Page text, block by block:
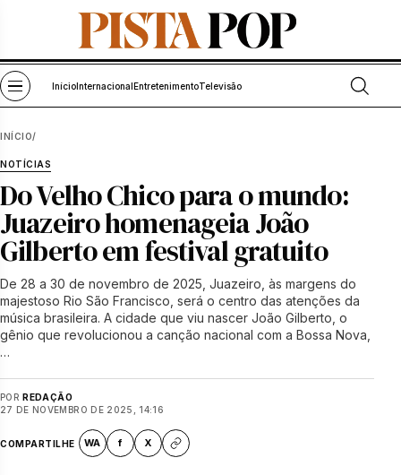
Pular para o conteúdo
Abrir menu
Início Internacional EntretenimentoTelevisão Abrir
INÍCIO/
NOTÍCIAS
Do Velho Chico para o mundo:
Juazeiro homenageia João
Gilberto em festival gratuito
De 28 a 30 de novembro de 2025, Juazeiro, às margens do
majestoso Rio São Francisco, será o centro das atenções da
música brasileira. A cidade que viu nascer João Gilberto, o
gênio que revolucionou a canção nacional com a Bossa Nova,
…
POR REDAÇÃO
27 DE NOVEMBRO DE 2025, 14:16
COMPARTILHE WA f X